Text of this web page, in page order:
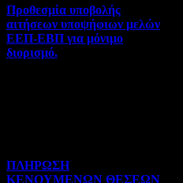
Προθεσμία υποβολής
αιτήσεων υποψήφιων μελών
ΕΕΠ-ΕΒΠ για μόνιμο
διορισμό.
ΠΛΗΡΩΣΗ
ΚΕΝΟΥΜΕΝΩΝ ΘΕΣΕΩΝ